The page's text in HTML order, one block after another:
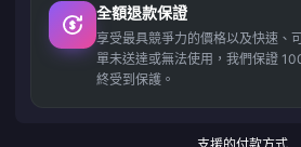
全額退款保證
享受最具競爭力的價格以及快速、
單未送達或無法使用，我們保證
終受到保護。